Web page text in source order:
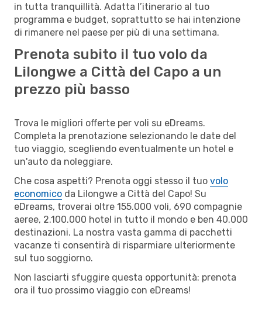
in tutta tranquillità. Adatta l’itinerario al tuo
programma e budget, soprattutto se hai intenzione
di rimanere nel paese per più di una settimana.
Prenota subito il tuo volo da
Lilongwe a Città del Capo a un
prezzo più basso
Trova le migliori offerte per voli su eDreams.
Completa la prenotazione selezionando le date del
tuo viaggio, scegliendo eventualmente un hotel e
un'auto da noleggiare.
Che cosa aspetti? Prenota oggi stesso il tuo volo
economico da Lilongwe a Città del Capo! Su
eDreams, troverai oltre 155.000 voli, 690 compagnie
aeree, 2.100.000 hotel in tutto il mondo e ben 40.000
destinazioni. La nostra vasta gamma di pacchetti
vacanze ti consentirà di risparmiare ulteriormente
sul tuo soggiorno.
Non lasciarti sfuggire questa opportunità: prenota
ora il tuo prossimo viaggio con eDreams!